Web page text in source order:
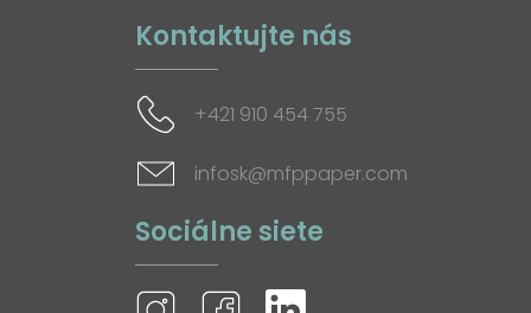
Kontaktujte nás
+421 910 454 755
infosk@mfppaper.com
Sociálne siete